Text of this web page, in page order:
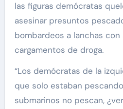
las figuras demócratas
asesinar presuntos
bombardeos a lanchas
cargamentos de droga.
“Los demócratas de la
que solo estaban
submarinos no pescan,